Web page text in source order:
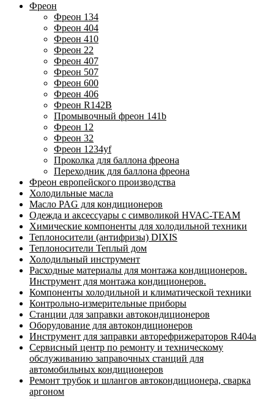
Фреон
Фреон 134
Фреон 404
Фреон 410
Фреон 22
Фреон 407
Фреон 507
Фреон 600
Фреон 406
Фреон R142B
Промывочный фреон 141b
Фреон 12
Фреон 32
Фреон 1234yf
Проколка для баллона фреона
Переходник для баллона фреона
Фреон европейского производства
Холодильные масла
Масло PAG для кондиционеров
Одежда и аксессуары с символикой HVAC-TEAM
Химические компоненты для холодильной техники
Теплоносители (антифризы) DIXIS
Теплоносители Теплый дом
Холодильный инструмент
Расходные материалы для монтажа кондиционеров.
Инструмент для монтажа кондиционеров.
Компоненты холодильной и климатической техники
Контрольно-измерительные приборы
Станции для заправки автокондиционеров
Оборудование для автокондиционеров
Инструмент для заправки авторефрижераторов R404a
Сервисный центр по ремонту и техническому
обслуживанию заправочных станций для
автомобильных кондиционеров
Ремонт трубок и шлангов автокондиционера, сварка
аргоном